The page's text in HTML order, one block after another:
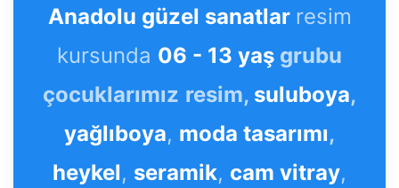
Anadolu güzel sanatlar resim
kursunda 06 - 13 yaş grubu
çocuklarımız resim, suluboya,
yağlıboya, moda tasarımı,
heykel, seramik, cam vitray,